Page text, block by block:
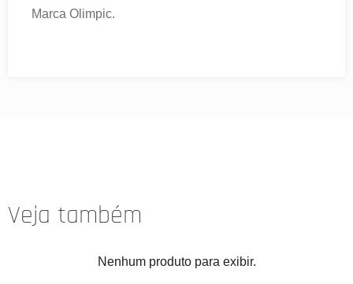
Marca Olimpic.
Veja também
Nenhum produto para exibir.